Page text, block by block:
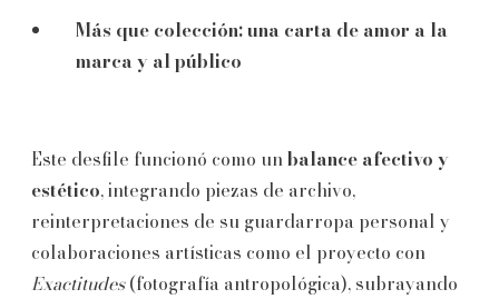
Más que colección: una carta de amor a la
marca y al público
Este desfile funcionó como unbalance afectivo y
estético, integrando piezas de archivo,
reinterpretaciones de su guardarropa personal y
colaboraciones artísticas como el proyecto con
Exactitudes(fotografía antropológica), subrayando